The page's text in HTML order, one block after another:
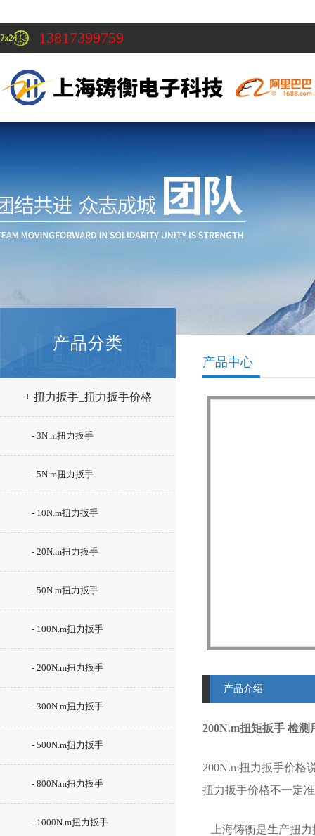
13817399759
产品分类
+ 扭力扳手_扭力扳手价格
- 3N.m扭力扳手
- 5N.m扭力扳手
- 10N.m扭力扳手
- 20N.m扭力扳手
- 50N.m扭力扳手
- 100N.m扭力扳手
- 200N.m扭力扳手
- 300N.m扭力扳手
- 500N.m扭力扳手
- 800N.m扭力扳手
- 1000N.m扭力扳手
产品中心
产品介绍
200N.m扭矩扳手 检测
200N.m扭力扳手价格
扭力扳手价格不一定
上海铸衡是生产扭